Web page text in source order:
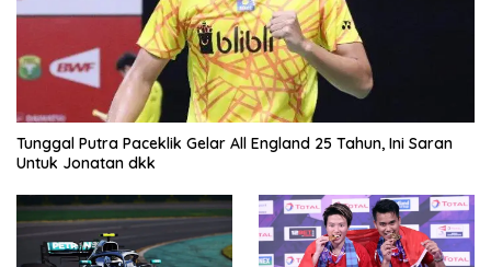
Tunggal Putra Paceklik Gelar All England 25 Tahun, Ini Saran
Untuk Jonatan dkk